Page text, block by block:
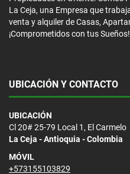
La Ceja, una Empresa que
venta y alquiler de Casas,
¡Comprometidos con tus Sueños!
UBICACIÓN Y CONTACTO
UBICACIÓN
Cl 20# 25-79 Local 1, El Carmelo
La Ceja - Antioquia - Colombia
MÓVIL
+573155103829